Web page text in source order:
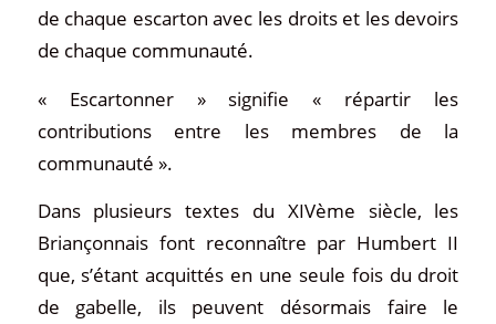
de chaque escarton avec les droits et les devoirs
de chaque communauté.
« Escartonner » signifie « répartir les
contributions entre les membres de la
communauté ».
Dans plusieurs textes du XIVème siècle, les
Briançonnais font reconnaître par Humbert II
que, s’étant acquittés en une seule fois du droit
de gabelle, ils peuvent désormais faire le